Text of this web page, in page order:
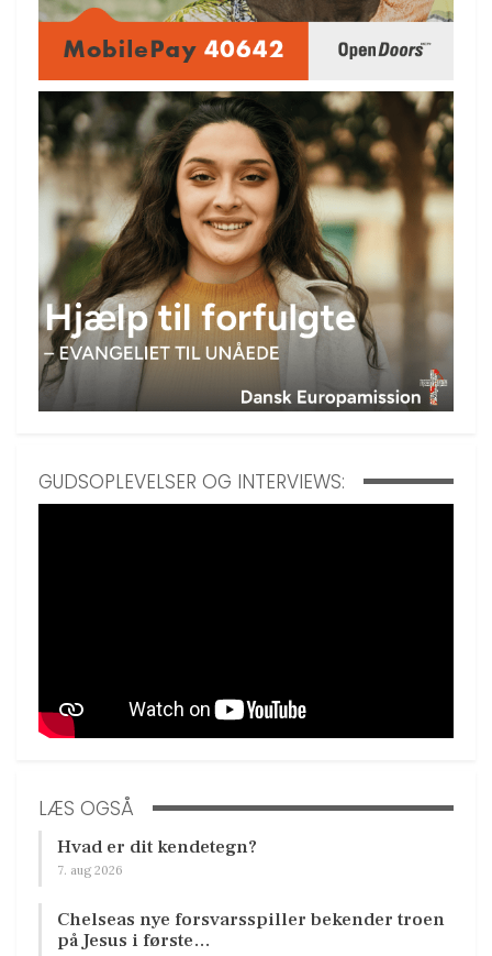
GUDSOPLEVELSER OG INTERVIEWS:
LÆS OGSÅ
Hvad er dit kendetegn?
7. aug 2026
Chelseas nye forsvarsspiller bekender troen
på Jesus i første…